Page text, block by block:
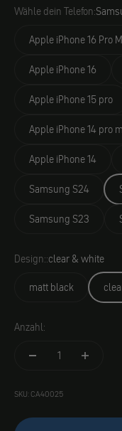
Wähle dein Telefon:
Apple iPhone 16 Pro
Apple iPhone 16
Apple iPhone 15 pro
Apple iPhone 14 pro
Apple iPhone 14
Samsung S24
Samsung S23
Design::clear & white
matt black
Anzahl:
SKU: CA40025